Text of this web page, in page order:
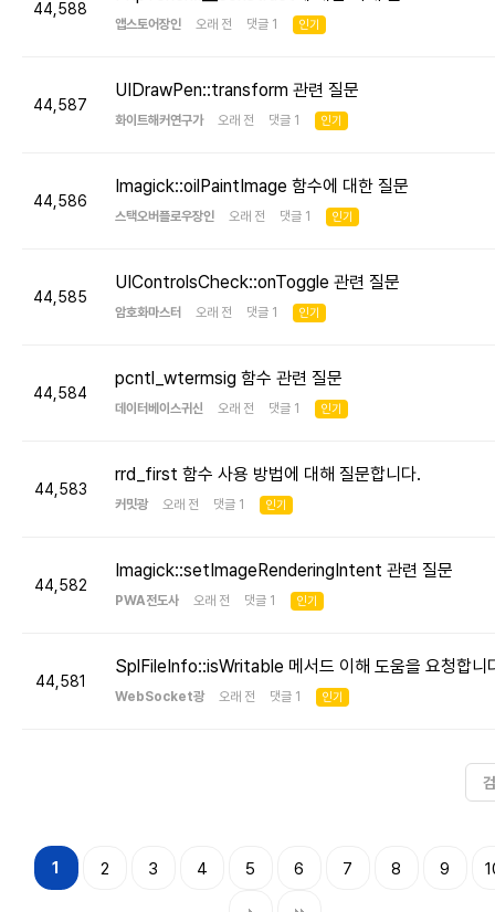
44,588
앱스토어장인 오래 전 댓글 1 인기
44,587
UIDrawPen::transform 관련 질문
화이트해커연구가 오래 전 댓글 1 인기
44,586
Imagick::oilPaintImage 함수에 대한 질문
스택오버플로우장인 오래 전 댓글 1 인기
44,585
UIControlsCheck::onToggle 관련 질문
암호화마스터 오래 전 댓글 1 인기
44,584
pcntl_wtermsig 함수 관련 질문
데이터베이스귀신 오래 전 댓글 1 인기
44,583
rrd_first 함수 사용 방법에 대해 질문합니다.
커밋광 오래 전 댓글 1 인기
44,582
Imagick::setImageRenderingIntent 관련 질문
PWA전도사 오래 전 댓글 1 인기
44,581
SplFileInfo::isWritable 메서드 이해 도움을 요청합니
WebSocket광 오래 전 댓글 1 인기
1 2 3 4 5 6 7 8 9